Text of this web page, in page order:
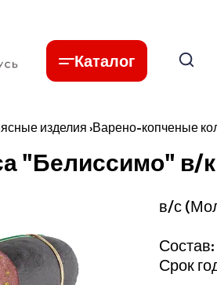
Каталог
изделия ›Варено-копченые
"Белиссимо" в/
в/с
Срок